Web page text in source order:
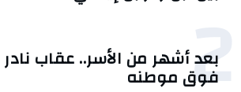
بعد أشهر من الأسر.. عقاب
فوق موطنه